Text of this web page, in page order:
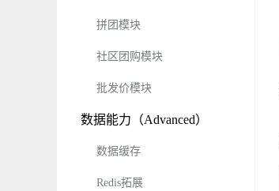
拼团模块
社区团购模块
批发价模块
数据能力（Advanced）
数据缓存
Redis拓展